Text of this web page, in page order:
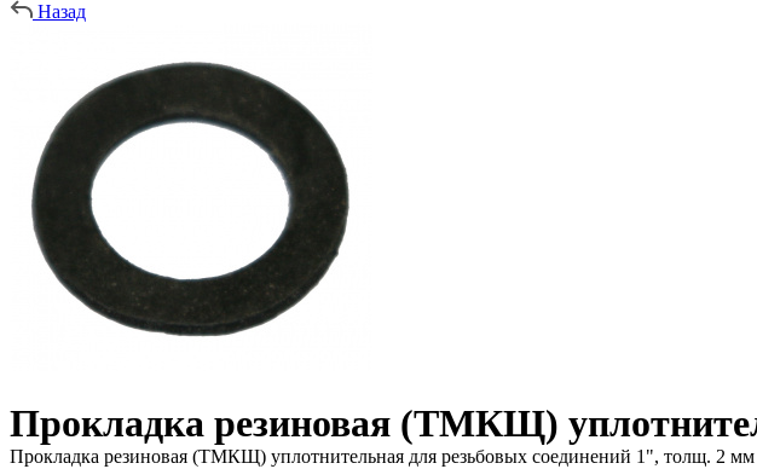
Назад
Прокладка резиновая (ТМКЩ)
Прокладка резиновая (ТМКЩ) уплотнительная для резьбовых соединений 1", толщ. 2 мм